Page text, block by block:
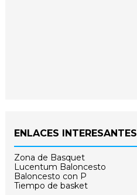
ENLACES INTERESANTES
Zona de Basquet
Lucentum Baloncesto
Baloncesto con P
Tiempo de basket